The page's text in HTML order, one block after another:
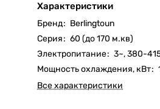
Характеристики
Бренд: Berlingtoun
Серия: 60 (до 170 м.кв)
Электропитание: 3~, 380-
Мощность охлаждения, кВт:
Все характеристики